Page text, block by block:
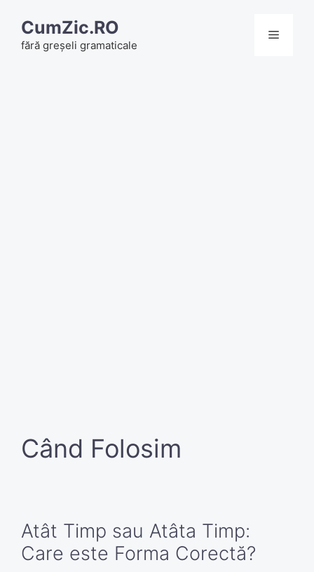
content
CumZic.RO
fără greșeli gramaticale
Menu
Când Folosim
Atât Timp sau Atâta Timp:
Care este Forma Corectă?